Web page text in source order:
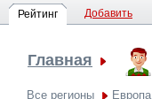
Рейтинг Добавить
Главная
Все регионы Европа